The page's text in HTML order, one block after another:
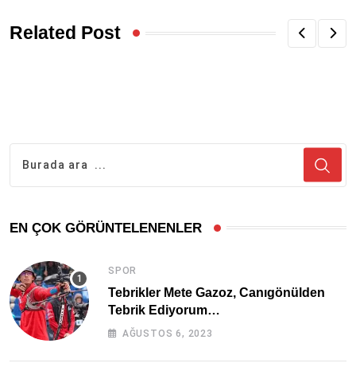
Related Post
EN ÇOK GÖRÜNTELENENLER
SPOR
Tebrikler Mete Gazoz, Canıgönülden
Tebrik Ediyorum…
AĞUSTOS 6, 2023